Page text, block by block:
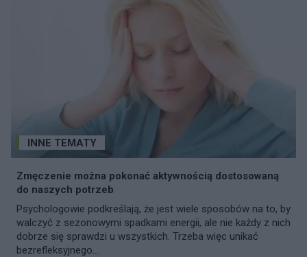
INNE TEMATY
Zmęczenie można pokonać aktywnością dostosowaną
do naszych potrzeb
Psychologowie podkreślają, że jest wiele sposobów na to, by
walczyć z sezonowymi spadkami energii, ale nie każdy z nich
dobrze się sprawdzi u wszystkich. Trzeba więc unikać
bezrefleksyjnego...